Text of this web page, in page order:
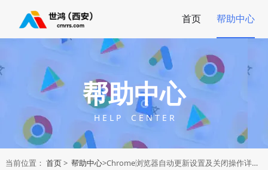
首页 帮助中心
帮助中心
H E L P C E N T E R
当前位置： 首页> 帮助中心>Chrome浏览器自动更新设置及关闭操作详解教程